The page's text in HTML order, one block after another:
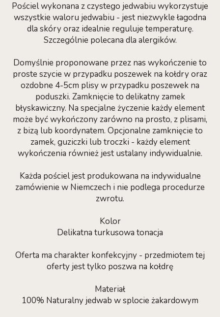
Pościel wykonana z czystego jedwabiu wykorzystuje
wszystkie waloru jedwabiu - jest niezwykle łagodna
dla skóry oraz idealnie reguluje temperaturę.
Szczególnie polecana dla alergików.
Domyślnie proponowane przez nas wykończenie to
proste szycie w przypadku poszewek na kołdry oraz
ozdobne 4-5cm plisy w przypadku poszewek na
poduszki. Zamknięcie to delikatny zamek
błyskawiczny. Na specjalne życzenie każdy element
może być wykończony zarówno na prosto, z plisami,
z bizą lub koordynatem. Opcjonalne zamknięcie to
zamek, guziczki lub troczki - każdy element
wykończenia również jest ustalany indywidualnie.
Każda pościel jest produkowana na indywidualne
zamówienie w Niemczech i nie podlega procedurze
zwrotu.
Kolor
Delikatna turkusowa tonacja
Oferta ma charakter konfekcyjny - przedmiotem tej
oferty jest tylko poszwa na kołdrę
Materiał
100% Naturalny jedwab w splocie żakardowym